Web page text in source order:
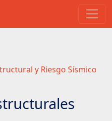
y Riesgo Sísmico